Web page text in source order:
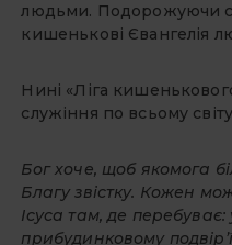
людьми. Подорожуючи
кишенькові Євангелія
Нині «Ліга
служіння по всьому
Бог хоче, щоб якомога
Благу звістку. Кожен
Ісуса там, де перебуває:
прибудинковому